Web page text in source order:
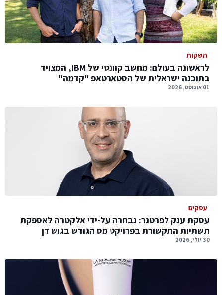
השקות
לראשונה בעולם: מחשב קוונטי של IBM, המצויד
בתוכנה ישראלית של הסטארטאפ "קדמה"
01 אוגוסט, 2026
עסקים
עסקת ענק לפרטנר: נבחרה על-ידי אלקטרה לאספקת
תשתיות התקשורת בפרויקט מס הגודש בגוש דן
30 יולי, 2026